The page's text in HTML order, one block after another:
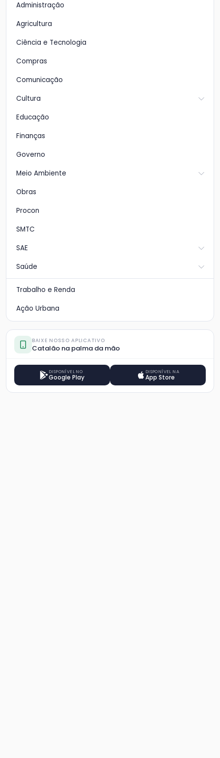
Administração
Agricultura
Ciência e Tecnologia
Compras
Comunicação
Cultura
Educação
Finanças
Governo
Meio Ambiente
Obras
Procon
SMTC
SAE
Saúde
Trabalho e Renda
Ação Urbana
BAIXE NOSSO APLICATIVO
Catalão na palma da mão
DISPONÍVEL NO
Google Play
DISPONÍVEL NA
App Store